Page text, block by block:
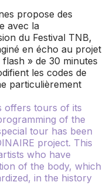
propose des
avec la
du Festival TNB,
en écho au projet
flash » de 30 minutes
les codes de
particulièrement
offers tours of its
of the
tour has been
project. This
who have
of the body, which
in the history